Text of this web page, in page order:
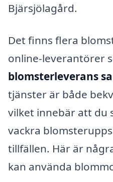
Bjärsjölagård.
Det finns flera
online-leverantörer
blomsterleverans
tjänster är både
vilket innebär att du
vackra
tillfällen. Här är
kan använda